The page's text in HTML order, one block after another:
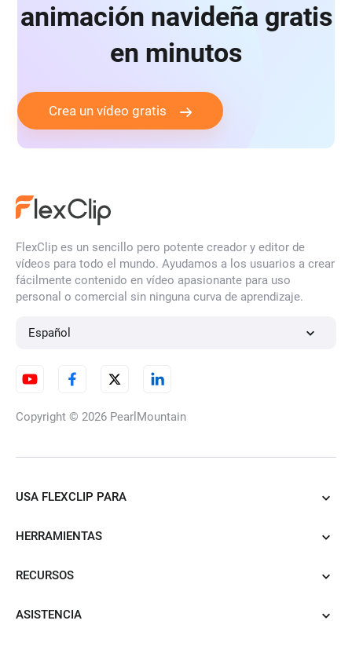
animación navideña gratis
en minutos
Crea un vídeo gratis
FlexClip es un sencillo pero potente creador y editor de
vídeos para todo el mundo. Ayudamos a los usuarios a crear
fácilmente contenido en vídeo apasionante para uso
personal o comercial sin ninguna curva de aprendizaje.
Español
Copyright © 2026 PearlMountain
USA FLEXCLIP PARA
HERRAMIENTAS
RECURSOS
ASISTENCIA